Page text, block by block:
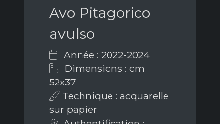
Avo Pitagorico
avulso
Année : 2022-2024
Dimensions : cm
52x37
Technique : acquarelle
sur papier